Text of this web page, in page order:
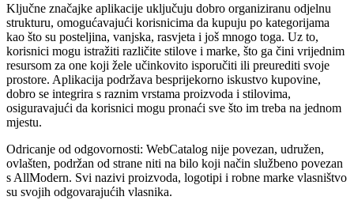
Ključne značajke aplikacije uključuju dobro organiziranu odjelnu
strukturu, omogućavajući korisnicima da kupuju po kategorijama
kao što su posteljina, vanjska, rasvjeta i još mnogo toga. Uz to,
korisnici mogu istražiti različite stilove i marke, što ga čini vrijednim
resursom za one koji žele učinkovito isporučiti ili preurediti svoje
prostore. Aplikacija podržava besprijekorno iskustvo kupovine,
dobro se integrira s raznim vrstama proizvoda i stilovima,
osiguravajući da korisnici mogu pronaći sve što im treba na jednom
mjestu.
Odricanje od odgovornosti: WebCatalog nije povezan, udružen,
ovlašten, podržan od strane niti na bilo koji način službeno povezan
s AllModern. Svi nazivi proizvoda, logotipi i robne marke vlasništvo
su svojih odgovarajućih vlasnika.